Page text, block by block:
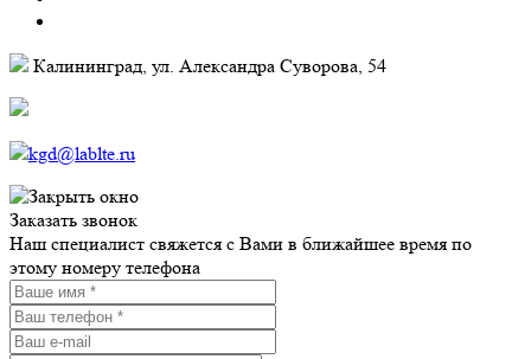
Калининград, ул. Александра Суворова, 54
kgd@lablte.ru
Заказать звонок
Наш специалист свяжется с Вами в ближайшее время по
этому номеру телефона